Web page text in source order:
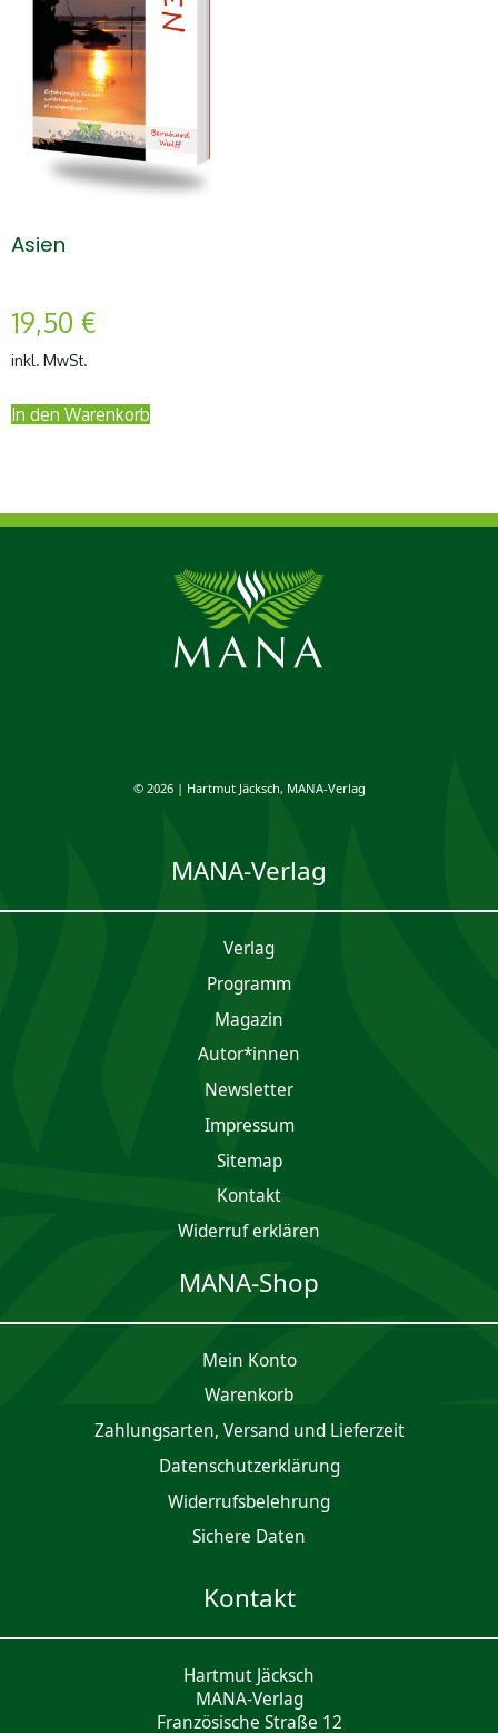
Asien
19,50 €
inkl. MwSt.
In den Warenkorb
© 2026 | Hartmut Jäcksch, MANA-Verlag
MANA-Verlag
Verlag
Programm
Magazin
Autor*innen
Newsletter
Impres­sum
Sitemap
Kontakt
Widerruf erklären
MANA-Shop
Mein Konto
Waren­korb
Zahlungsarten, Versand und Lieferzeit
Daten­schutz­er­klärung
Widerrufsbelehrung
Sichere Daten
Kontakt
Hartmut Jäcksch
MANA-Verlag
Französische Straße 12